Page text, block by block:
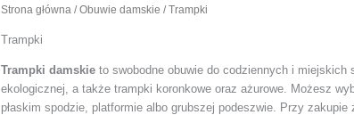
Strona główna /Obuwie damskie / Trampki
Trampki
Trampki damskie to swobodne obuwie do codziennych i
ekologicznej, a także trampki koronkowe oraz ażurowe. Możesz
płaskim spodzie, platformie albo grubszej podeszwie. Przy